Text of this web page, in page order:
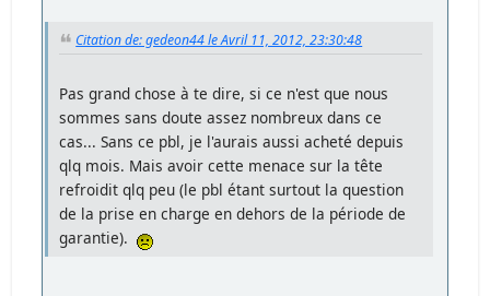
Citation de: gedeon44 le Avril 11, 2012, 23:30:48
Pas grand chose à te dire, si ce n'est que nous
sommes sans doute assez nombreux dans ce
cas... Sans ce pbl, je l'aurais aussi acheté depuis
qlq mois. Mais avoir cette menace sur la tête
refroidit qlq peu (le pbl étant surtout la question
de la prise en charge en dehors de la période de
garantie).